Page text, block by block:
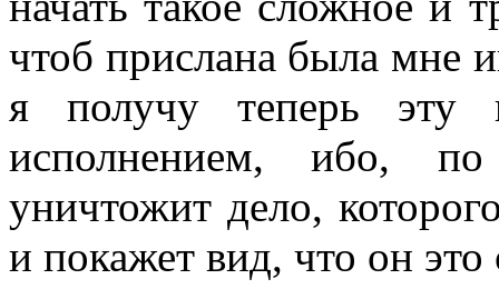
чтоб прислана была мне
я получу теперь эту
исполнением, ибо,
уничтожит дело,
и покажет вид, что он это